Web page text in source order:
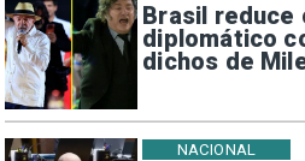
Brasil reduce
diplomático
dichos de
NACIONAL